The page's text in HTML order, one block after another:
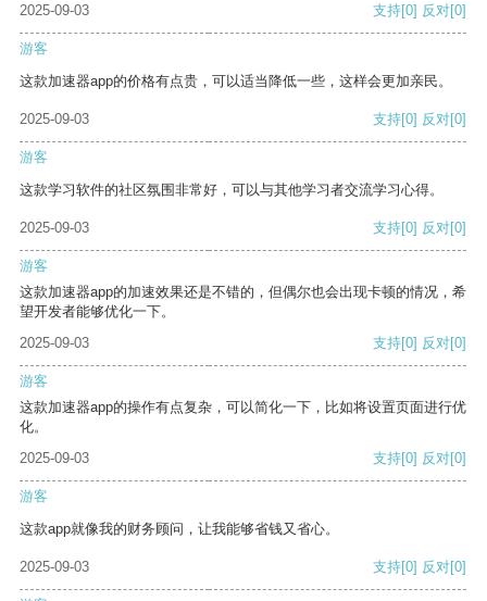
2025-09-03
支持[0] 反对[0]
游客
这款加速器app的价格有点贵，可以适当降低一些，这样会更加亲民。
2025-09-03 支持[0] 反对[0]
游客
这款学习软件的社区氛围非常好，可以与其他学习者交流学习心得。
2025-09-03 支持[0] 反对[0]
游客
这款加速器app的加速效果还是不错的，但偶尔也会出现卡顿的情况，希
望开发者能够优化一下。
2025-09-03
支持[0] 反对[0]
游客
这款加速器app的操作有点复杂，可以简化一下，比如将设置页面进行优
化。
2025-09-03
支持[0] 反对[0]
游客
这款app就像我的财务顾问，让我能够省钱又省心。
2025-09-03 支持[0] 反对[0]